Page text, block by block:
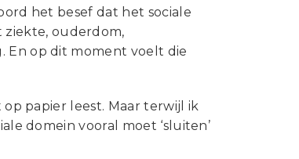
het besef dat het sociale
ziekte, ouderdom,
En op dit moment voelt die
papier leest. Maar terwijl ik
domein vooral moet ‘sluiten’